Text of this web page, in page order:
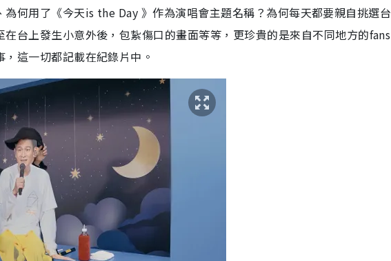
何用了《今天is the Day 》作為演唱會主題名稱？為何每天都要親自挑選台
台上發生小意外後，包紥傷口的畫面等等，更珍貴的是來自不同地方的fans
這一切都記載在紀錄片中。